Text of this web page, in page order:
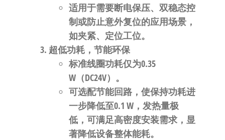
适用于需要断电保压、双稳态控
制或防止意外复位的应用场景，
如夹紧、定位工位。
超低功耗，节能环保
标准线圈功耗仅为0.35
W（DC24V） 。
可选配节能回路，使保持功耗进
一步降低至0.1 W，发热量极
低，可满足高密度安装需求，显
著降低设备整体能耗。